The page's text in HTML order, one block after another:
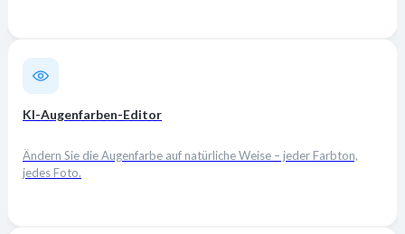
KI-Augenfarben-Editor
Ändern Sie die Augenfarbe auf natürliche Weise – jeder Farbton,
jedes Foto.